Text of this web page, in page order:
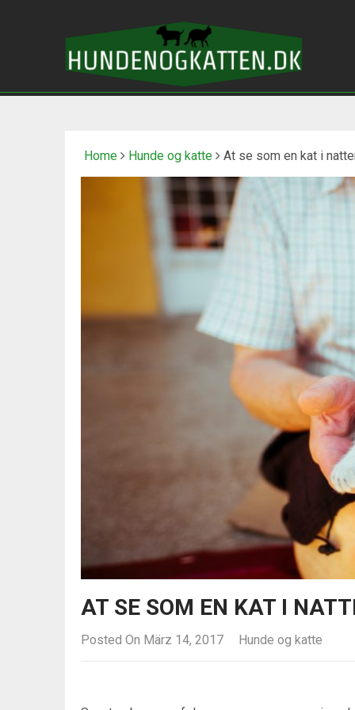
Home Hunde og katte At se som en kat i
AT SE SOM EN KAT I
Posted On März 14, 2017 Hunde og katte